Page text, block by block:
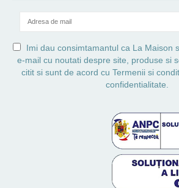
Imi dau consimtamantul ca La Maison
e-mail cu noutati despre site, produse si
citit si sunt de acord cu Termenii si
confidentialitate.